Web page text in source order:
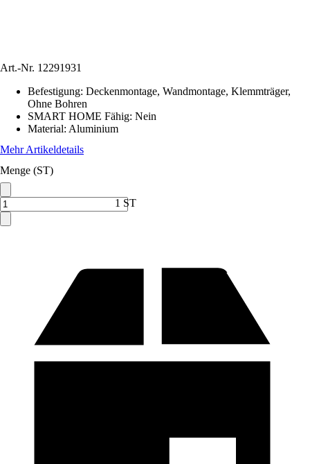
Art.-Nr. 12291931
Befestigung: Deckenmontage, Wandmontage, Klemmträger,
Ohne Bohren
SMART HOME Fähig: Nein
Material: Aluminium
Mehr Artikeldetails
Menge (ST)
1 ST